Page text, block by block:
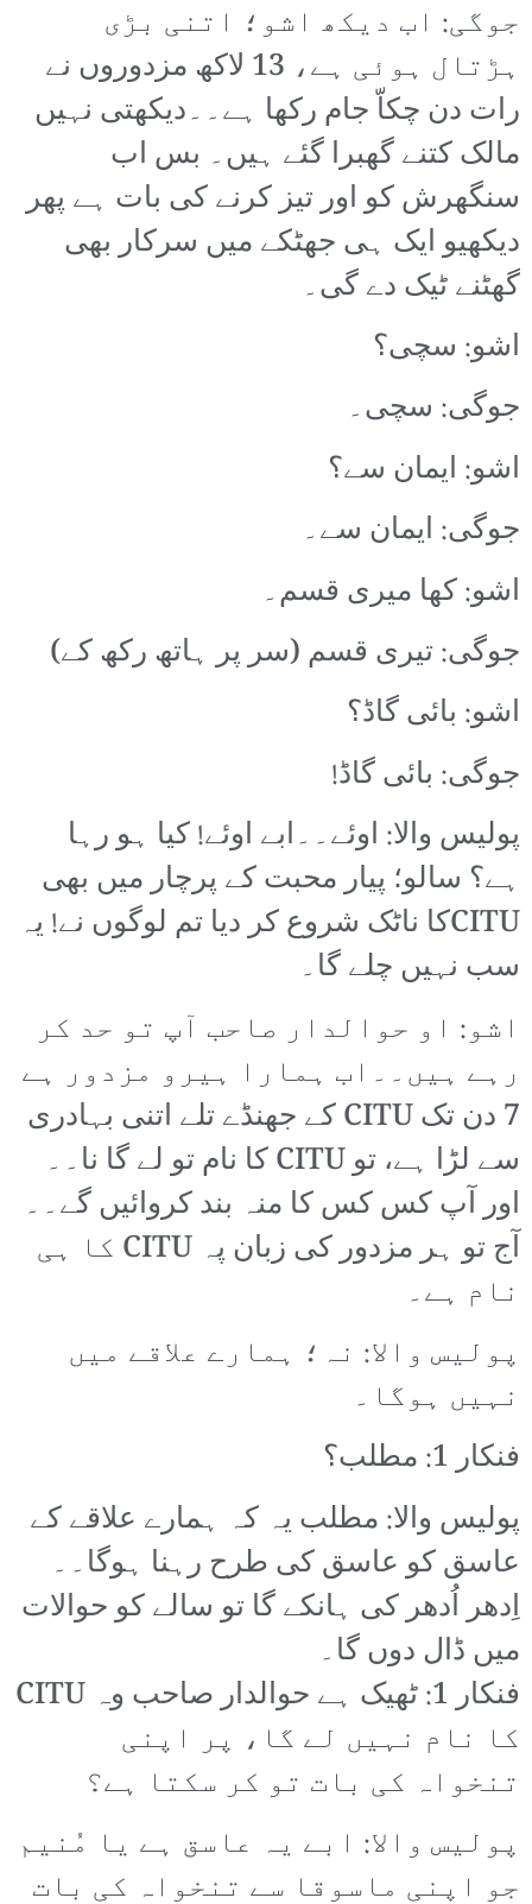
جوگی: اب دیکھ اشو؛ اتنی بڑی
ہڑتال ہوئی ہے، 13 لاکھ مزدوروں نے
رات دن چکاّ جام رکھا ہے۔۔دیکھتی نہیں
مالک کتنے گھبرا گئے ہیں۔ بس اب
سنگھرش کو اور تیز کرنے کی بات ہے پھر
دیکھیو ایک ہی جھٹکے میں سرکار بھی
گھٹنے ٹیک دے گی۔
اشو: سچی؟
جوگی: سچی۔
اشو: ایمان سے؟
جوگی: ایمان سے۔
اشو: کھا میری قسم۔
جوگی: تیری قسم (سر پر ہاتھ رکھ کے)
اشو: بائی گاڈ؟
جوگی: بائی گاڈ!
پولیس والا: اوئے۔۔ابے اوئے! کیا ہو رہا
ہے؟ سالو؛ پیار محبت کے پرچار میں بھی
CITUکا ناٹک شروع کر دیا تم لوگوں نے! یہ
سب نہیں چلے گا۔
اشو: او حوالدار صاحب آپ تو حد کر
رہے ہیں۔۔اب ہمارا ہیرو مزدور ہے
7 دن تک CITU کے جھنڈے تلے اتنی بہادری
سے لڑا ہے، تو CITU کا نام تو لے گا نا۔۔
اور آپ کس کس کا منہ بند کروائیں گے۔۔
آج تو ہر مزدور کی زبان پہ CITU کا ہی
نام ہے۔
پولیس والا: نہ؛ ہمارے علاقے میں
نہیں ہوگا۔
فنکار 1: مطلب؟
پولیس والا: مطلب یہ کہ ہمارے علاقے کے
عاسق کو عاسق کی طرح رہنا ہوگا۔۔
اِدھر اُدھر کی ہانکے گا تو سالے کو حوالات
میں ڈال دوں گا۔
فنکار 1: ٹھیک ہے حوالدار صاحب وہ CITU
کا نام نہیں لے گا، پر اپنی
تنخواہ کی بات تو کر سکتا ہے؟
پولیس والا: ابے یہ عاسق ہے یا مُنیم
جو اپنی ماسوقا سے تنخواہ کی بات